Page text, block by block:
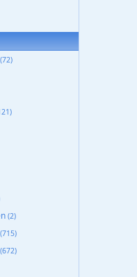
(72)
(2)
(715)
(672)